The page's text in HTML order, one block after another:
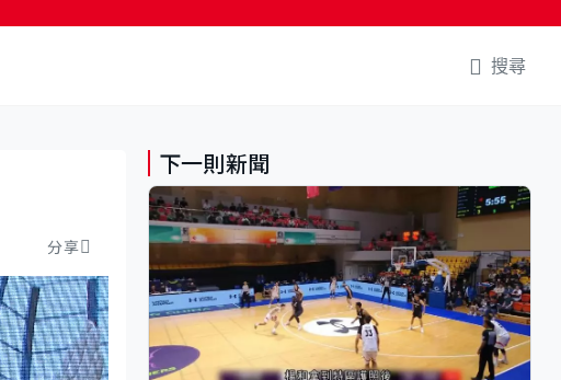
搜尋
分享
下一則新聞